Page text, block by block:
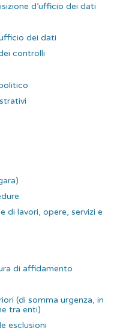
d’ufficio dei dati
dei dati
controlli
di lavori, opere, servizi e
di affidamento
(di somma urgenza, in
tra enti)
esclusioni